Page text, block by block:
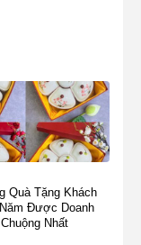
Quà Tặng Khách
Được Doanh
Nhất